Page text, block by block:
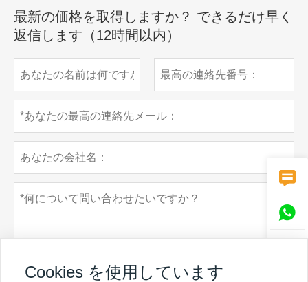
最新の価格を取得しますか？ できるだけ早く
返信します（12時間以内）



Cookies を使用しています